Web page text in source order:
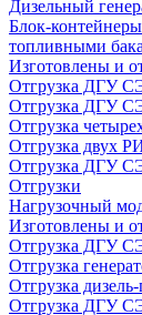
Дизельный
Блок-
топливными
Изготовлены и
Отгрузка ДГУ
Отгрузка ДГУ
Отгрузка
Отгрузка двух
Отгрузка ДГУ
Отгрузки
Нагрузочный
Изготовлены и
Отгрузка ДГУ
Отгрузка
Отгрузка
Отгрузка ДГУ